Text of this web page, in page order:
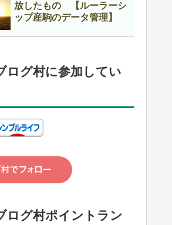
放したもの 【ルーラーシ
ップ産駒のデータ管理】
グ村に参加してい
グ村ポイントラン